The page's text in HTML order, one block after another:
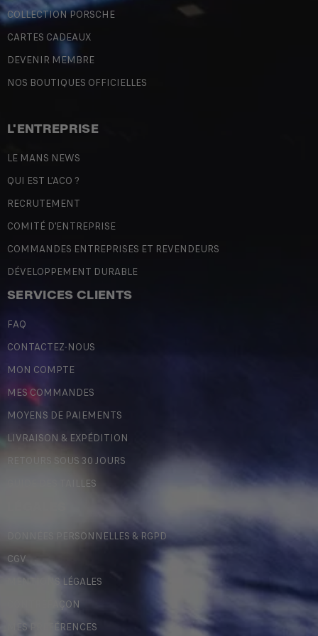
COLLECTION PORSCHE
CARTES CADEAUX
DEVENIR MEMBRE
NOS BOUTIQUES OFFICIELLES
L'ENTREPRISE
LE MANS NEWS
QUI EST L'ACO ?
RECRUTEMENT
COMITÉ D'ENTREPRISE
COMMANDES ENTREPRISES ET REVENDEURS
DÉVELOPPEMENT DURABLE
SERVICES CLIENTS
FAQ
CONTACTEZ-NOUS
MON COMPTE
MES COMMANDES
MOYENS DE PAIEMENTS
LIVRAISON & EXPÉDITION
RETOURS SOUS 30 JOURS
GUIDE DES TAILLES
DONNÉES PERSONNELLES & RGPD
CGV
MENTIONS LÉGALES
CONTREFAÇON
MES PRÉFÉRENCES